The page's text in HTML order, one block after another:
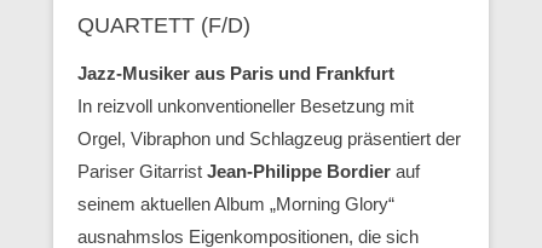
QUARTETT (F/D)
Jazz-Musiker aus Paris und Frankfurt
In reizvoll unkonventioneller Besetzung mit
Orgel, Vibraphon und Schlagzeug präsentiert der
Pariser Gitarrist Jean-Philippe Bordier auf
seinem aktuellen Album „Morning Glory“
ausnahmslos Eigenkompositionen, die sich